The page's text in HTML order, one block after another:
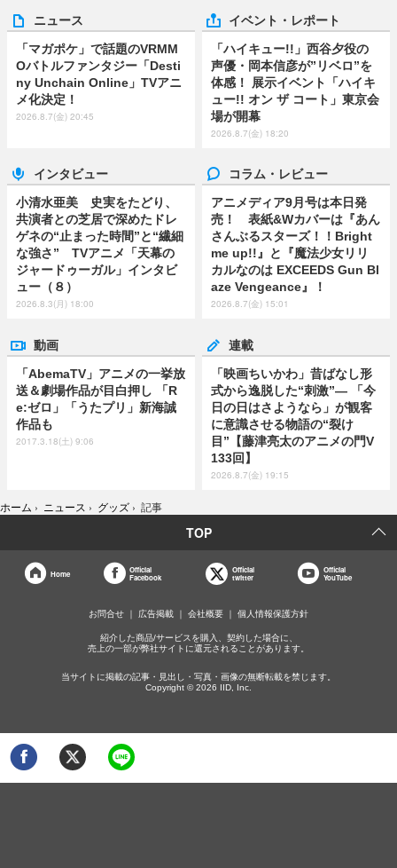
ニュース
「マガポケ」で話題のVRMM
Oバトルファンタジー「Desti
ny Unchain Online」TVアニ
メ化決定！
2026.8.7(金) 20:45
イベント・レポート
「ハイキュー!!」西谷夕役の
声優・岡本信彦が”リベロ”を
体感！ 展示イベント「ハイキ
ュー!! オン ザ コート」東京会
場が開幕
2026.8.7(金) 18:20
インタビュー
小清水亜美 史実をたどり、
共演者との芝居で深めたドレ
ゲネの“止まった時間”と“繊細
な強さ” TVアニメ「天幕の
ジャードゥーガル」インタビ
ュー（８）
2026.8.3(月) 18:00
コラム・レビュー
アニメディア9月号は本日発
売！ 表紙&Wカバーは『あん
さんぶるスターズ！！Bright
me up!!』と『魔法少女リリ
カルなのは EXCEEDS Gun Bl
aze Vengeance』！
2026.8.7(金) 15:01
動画
「AbemaTV」アニメの一挙放
送＆劇場作品が目白押し 「R
e:ゼロ」「うたプリ」新海誠
作品も
2017.3.18(土) 9:06
連載
「映画ちいかわ」昔ばなし形
式から逸脱した“刺激”― 「今
日の日はさようなら」が観客
に意識させる物語の“裂け
目”【藤津亮太のアニメの門V
133回】
2026.8.7(金) 19:15
ホーム › ニュース › グッズ › 記事
TOP
Home
Official
Facebook
Official
twitter
Official
YouTube
お問合せ 広告掲載 会社概要 個人情報保護方針
紹介した商品/サービスを購入、契約した場合に、
売上の一部が弊社サイトに還元されることがあります。
当サイトに掲載の記事・見出し・写真・画像の無断転載を禁じます。
Copyright © 2026 IID, Inc.